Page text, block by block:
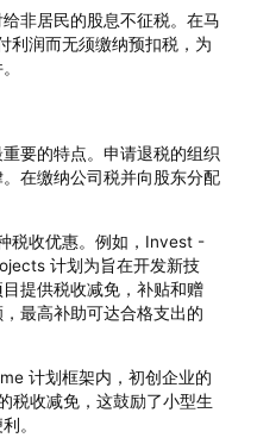
非居民的股息不征税。在马
利润而无须缴纳预扣税，为
要的特点。申请退税的组织
在缴纳公司税并向股东分配
税收优惠。例如，Invest -
计划为旨在开发新技
提供税收减免，补贴和赠
最高补助可达合格支出的
计划框架内，初创企业的
税收减免，这鼓励了小型生
。